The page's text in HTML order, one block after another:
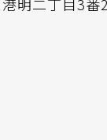
明二丁目3